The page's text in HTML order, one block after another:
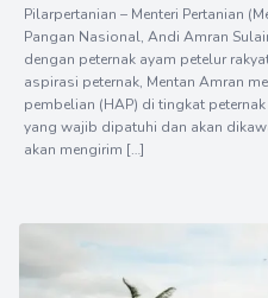
Pilarpertanian – Menteri Pertanian
Pangan Nasional, Andi Amran
dengan peternak ayam petelur
aspirasi peternak, Mentan Amran
pembelian (HAP) di tingkat
yang wajib dipatuhi dan akan
akan mengirim […]